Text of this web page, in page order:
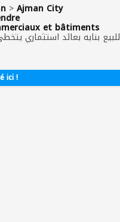
>Ajman City
et bâtiments
للبيع بنايه بعائد استثماري يتخطي
ici !